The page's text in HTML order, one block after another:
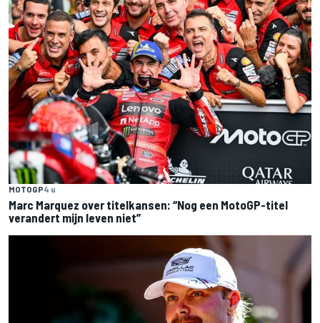
MOTOGP4 u
Marc Marquez over titelkansen: “Nog een MotoGP-titel
verandert mijn leven niet”